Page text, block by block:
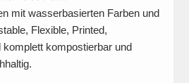
mit wasserbasierten Farben und
Flexible, Printed,
komplett kompostierbar und